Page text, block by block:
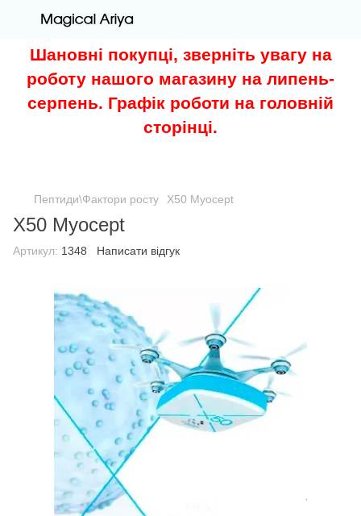
Шановні покупці, зверніть увагу на
роботу нашого магазину на липень-
серпень. Графік роботи на головній
сторінці.
Пептиди\Фактори росту X50 Myocept
X50 Myocept
Артикул: 1348 Написати відгук